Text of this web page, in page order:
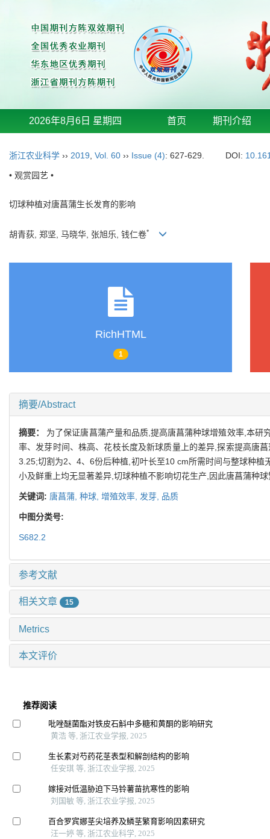
2026年8月6日 星期四 首页 期刊介绍
浙江农业科学 ›› 2019 Vol. 60 ›› Issue (4): 627-629. DOI:
• 观赏园艺 •
切球种植对唐菖蒲生长发育的影响
胡青荻, 郑坚, 马晓华, 张旭乐, 钱仁卷*
RichHTML
1
摘要/Abstract
摘要： 为了保证唐菖蒲产量和品质,提高唐菖蒲种球增殖效率,本
率、发芽时间、株高、花枝长度及新球质量上的差异,探索提高唐
3.25;切割为2、4、6份后种植,初叶长至10 cm所需时间与整球种
小及鲜重上均无显著差异,切球种植不影响切花生产,因此唐菖蒲种
关键词: 唐菖蒲, 种球, 增殖效率, 发芽, 品质
中图分类号:
S682.2
参考文献
相关文章 15
Metrics
本文评价
推荐阅读
吡唑醚菌酯对铁皮石斛中多糖和黄酮的影响研究
黄浩 等, 浙江农业学报, 2025
生长素对芍药花茎表型和解剖结构的影响
任安琪 等, 浙江农业学报, 2025
嫁接对低温胁迫下马铃薯苗抗寒性的影响
刘国敏 等, 浙江农业学报, 2025
百合罗宾娜茎尖培养及鳞茎繁育影响因素研究
汪一婷 等, 浙江农业科学, 2025